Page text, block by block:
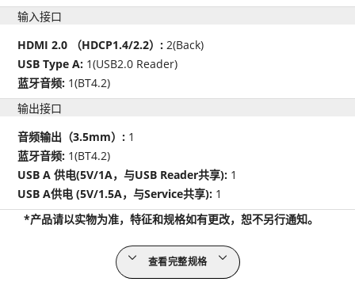
输入接口
HDMI 2.0 （HDCP1.4/2.2）:2(Back)
USB Type A: 1(USB2.0 Reader)
蓝牙音频: 1(BT4.2)
输出接口
音频输出（3.5mm）: 1
蓝牙音频: 1(BT4.2)
USB A 供电(5V/1A，与USB Reader共享): 1
USB A供电 (5V/1.5A，与Service共享): 1
*产品请以实物为准，特征和规格如有更改，恕不另行通知。
查看完整规格